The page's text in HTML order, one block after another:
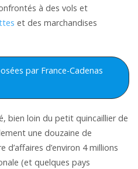
à des vols et
et des marchandises
par France-Cadenas
bien loin du petit quincaillier de
une douzaine de
d’environ 4 millions
(et quelques pays